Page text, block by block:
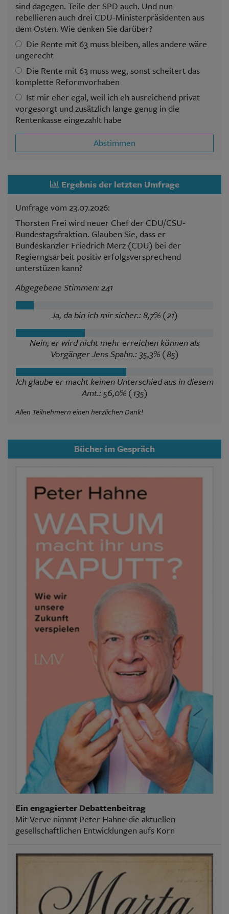
sind dagegen. Teile der SPD auch. Und nun
rebellieren auch drei CDU-Ministerpräsidenten aus
dem Osten. Wie denken Sie darüber?
Die Rente mit 63 muss bleiben, alles andere wäre
ungerecht
Die Rente mit 63 muss weg, sonst scheitert das
komplette Reformvorhaben
Ist mir eher egal, weil ich eh ausreichend privat
vorgesorgt und zusätzlich lange genug in die
Rentenkasse eingezahlt habe
Abstimmen
Ergebnis der letzten Umfrage
Umfrage vom 23.07.2026:
Thorsten Frei wird neuer Chef der CDU/CSU-
Bundestagsfraktion. Glauben Sie, dass er
Bundeskanzler Friedrich Merz (CDU) bei der
Regierngsarbeit positiv erfolgsversprechend
unterstüzen kann?
Abgegebene Stimmen: 241
Ja, da bin ich mir sicher.: 8,7% (21)
Nein, er wird nicht mehr erreichen können als
Vorgänger Jens Spahn.: 35,3% (85)
Ich glaube er macht keinen Unterschied aus in diesem
Amt.: 56,0% (135)
Allen Teilnehmern einen herzlichen Dank!
Bücher im Gespräch
Ein engagierter Debattenbeitrag
Mit Verve nimmt Peter Hahne die aktuellen
gesellschaftlichen Entwicklungen aufs Korn